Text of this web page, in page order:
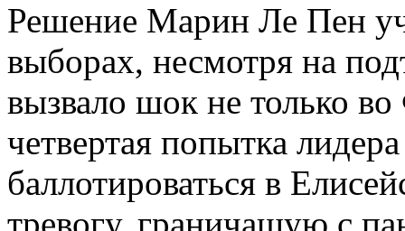
Решение Марин Ле Пен
выборах, несмотря на
вызвало шок не только
четвертая попытка
баллотироваться в